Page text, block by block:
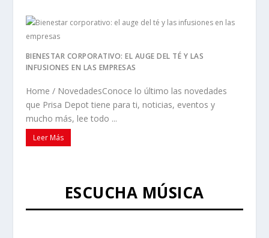
BIENESTAR CORPORATIVO: EL AUGE DEL TÉ Y LAS
INFUSIONES EN LAS EMPRESAS
Home / NovedadesConoce lo último las novedades
que Prisa Depot tiene para ti, noticias, eventos y
mucho más, lee todo ...
Leer Más
ESCUCHA MÚSICA